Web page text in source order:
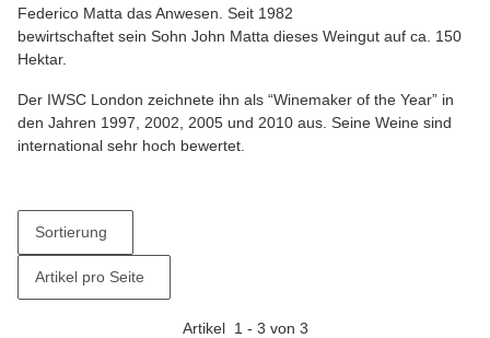
Federico Matta das Anwesen. Seit 1982
bewirtschaftet sein Sohn John Matta dieses Weingut auf ca. 150
Hektar.
Der IWSC London zeichnete ihn als “Winemaker of the Year” in
den Jahren 1997, 2002, 2005 und 2010 aus. Seine Weine sind
international sehr hoch bewertet.
Sortierung
Artikel pro Seite
Artikel 1 - 3 von 3